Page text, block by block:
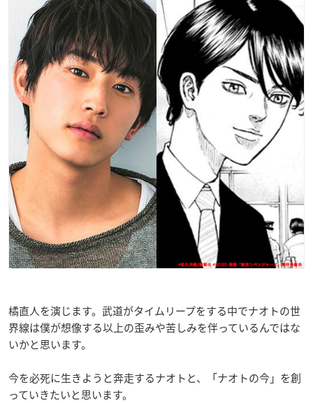
橘直人を演じます。武道がタイムリープをする中でナオトの世
界線は僕が想像する以上の歪みや苦しみを伴っているんではな
いかと思います。
今を必死に生きようと奔走するナオトと、「ナオトの今」を創
っていきたいと思います。